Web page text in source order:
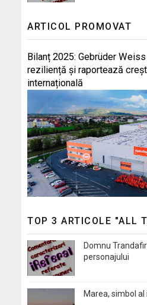
ARTICOL PROMOVAT
Bilanț 2025: Gebrüder
reziliență și raportează
internațională
TOP 3 ARTICOLE "ALL
Domnu
personajului
Marea, simbol